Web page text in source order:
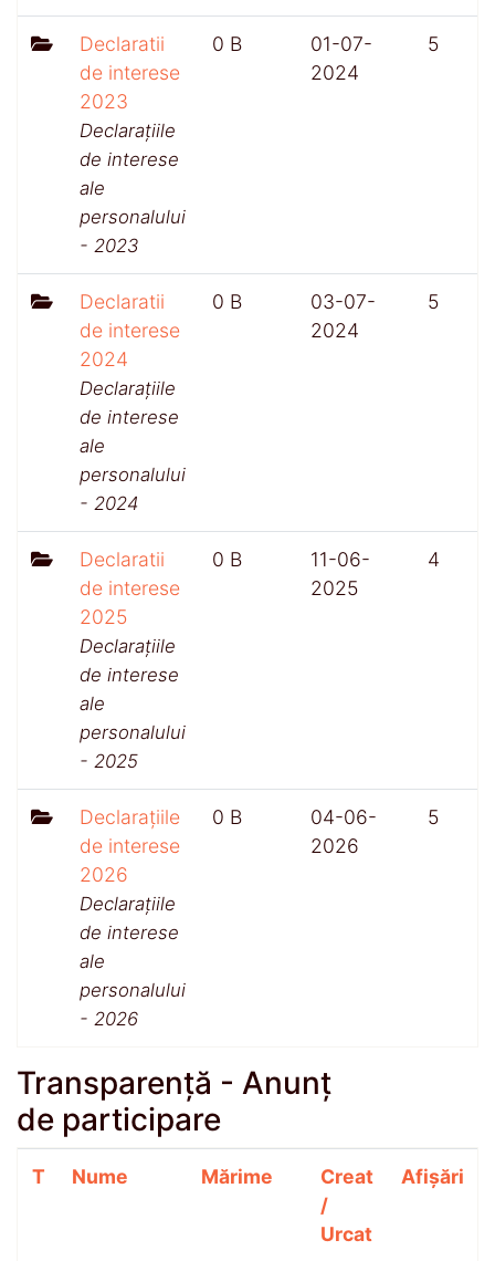
Declaratii
de interese
2023
Declarațiile
de interese
ale
personalului
- 2023
0 B
01-07-
2024
5
Declaratii
de interese
2024
Declarațiile
de interese
ale
personalului
- 2024
0 B
03-07-
2024
5
Declaratii
de interese
2025
Declarațiile
de interese
ale
personalului
- 2025
0 B
11-06-
2025
4
Declarațiile
de interese
2026
Declarațiile
de interese
ale
personalului
- 2026
0 B
04-06-
2026
5
Transparență - Anunț
de participare
T Nume Mărime
Creat
/
Urcat
Afișări